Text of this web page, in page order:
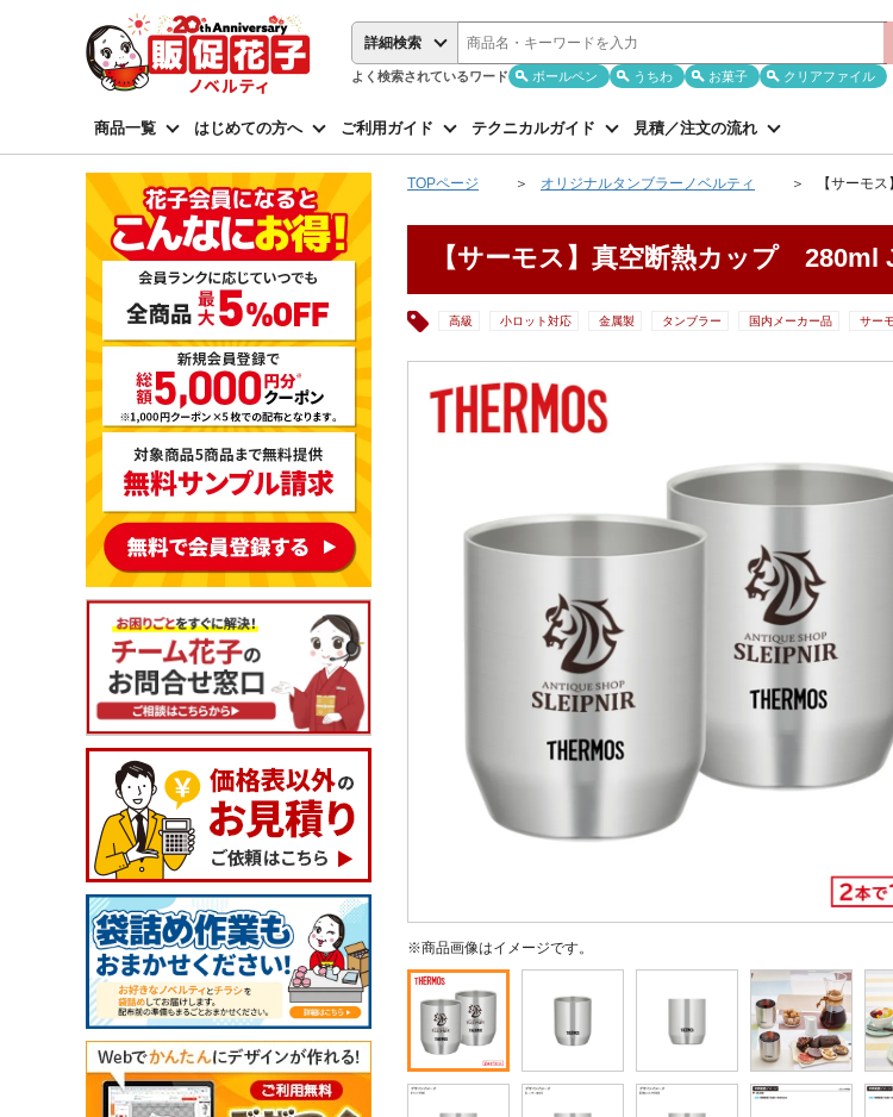
詳細検索
よく検索されているワード ボールペン うちわ お菓子 クリアファイル
商品一覧 はじめての方へ ご利用ガイド テクニカルガイド 見積／注文の流れ
TOPページ オリジナルタンブラーノベルティ 【サーモ
【サーモス】真空断熱カップ 280ml
高級 小ロット対応 金属製 タンブラー 国内メーカー品 サー
※商品画像はイメージです。